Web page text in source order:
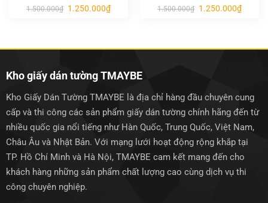
1.500.000₫ Giá
1.250.000₫Giá
hiện
1.500.000₫ Giá
1.250.000₫Giá
hiện
Kho giấy dán tường TMAYBE
Kho Giấy Dán Tường TMAYBE là địa chỉ hàng đầu chuyên cung
cấp và thi công các sản phẩm giấy dán tường chính hãng đến từ
nhiều quốc gia nổi tiếng như Hàn Quốc, Trung Quốc, Việt Nam,
Châu Âu và Nhật Bản. Với mạng lưới hoạt động rộng khắp tại
TP. Hồ Chí Minh và Hà Nội, TMAYBE cam kết mang đến cho
khách hàng những sản phẩm chất lượng cao cùng dịch vụ thi
công chuyên nghiệp.